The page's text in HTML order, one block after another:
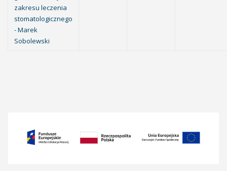
zakresu leczenia
stomatologicznego
- Marek
Sobolewski